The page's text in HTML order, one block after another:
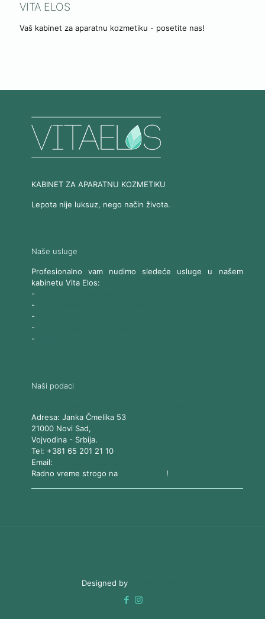
VITA ELOS
Vaš kabinet za aparatnu kozmetiku - posetite nas!
KABINET ZA APARATNU KOZMETIKU
Lepota nije luksuz, nego način života.
Naše usluge
Profesionalno vam nudimo sledeće usluge u našem
kabinetu Vita Elos:
-
-
-
-
-
Naši podaci
Adresa: Janka Čmelika 53
21000 Novi Sad,
Vojvodina- Srbija.
Tel: +381 65 201 21 10
Email:
Radno vreme strogo na
!
Designed by